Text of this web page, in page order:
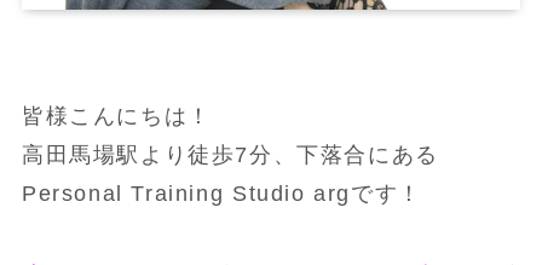
皆様こんにちは！
高田馬場駅より徒歩7分、下落合にある
Personal Training Studio argです！